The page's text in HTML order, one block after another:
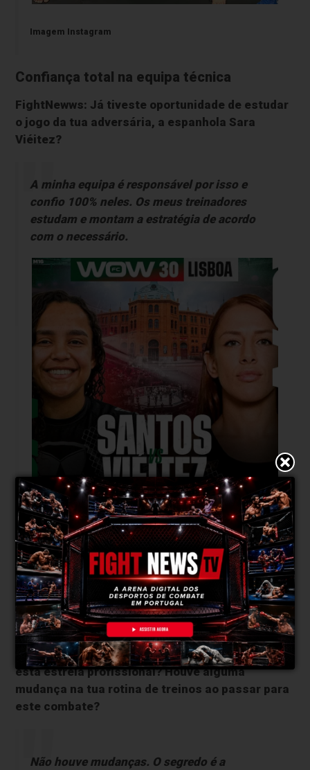
Imagem Instagram
Confiança total na equipa técnica
FightNewws: Já tiveste oportunidade de estudar
o jogo da tua adversária, a espanhola Sara
Viéitez?
A minha equipa é responsável por isso e
confio 100% neles. Os meus treinadores
estudam e montam a estratégia de acordo
com o necessário.
Trabalho duro como segredo da
preparação
FightNewws: Como está a ser o teu camp para
esta estreia profissional? Houve alguma
mudança na tua rotina de treinos ao passar para
este combate?
Não houve mudanças. O segredo é a